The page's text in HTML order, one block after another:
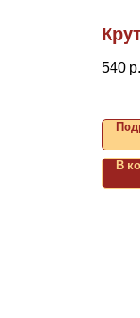
540 р.
В